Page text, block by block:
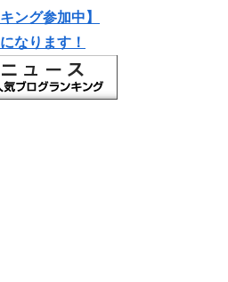
ング参加中】
なります！